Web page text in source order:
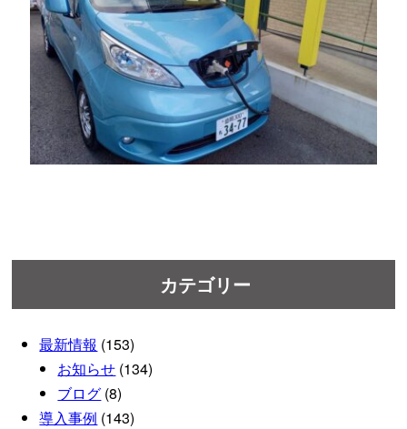
カテゴリー
最新情報 (153)
お知らせ (134)
ブログ (8)
導入事例 (143)